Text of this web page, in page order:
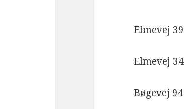
Elmevej 39
Elmevej 34
Bøgevej 94